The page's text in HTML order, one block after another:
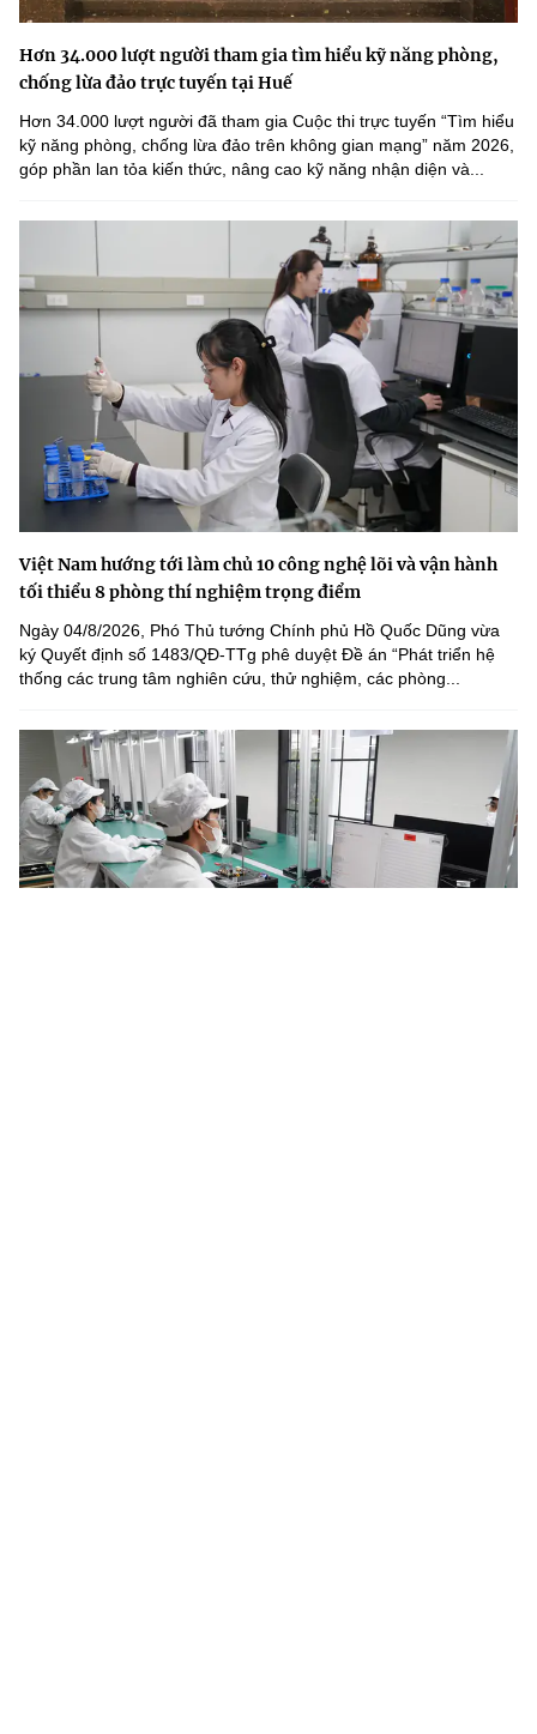
Hơn 34.000 lượt người tham gia tìm hiểu kỹ năng phòng,
chống lừa đảo trực tuyến tại Huế
Hơn 34.000 lượt người đã tham gia Cuộc thi trực tuyến “Tìm hiểu
kỹ năng phòng, chống lừa đảo trên không gian mạng” năm 2026,
góp phần lan tỏa kiến thức, nâng cao kỹ năng nhận diện và...
Việt Nam hướng tới làm chủ 10 công nghệ lõi và vận hành
tối thiểu 8 phòng thí nghiệm trọng điểm
Ngày 04/8/2026, Phó Thủ tướng Chính phủ Hồ Quốc Dũng vừa
ký Quyết định số 1483/QĐ-TTg phê duyệt Đề án “Phát triển hệ
thống các trung tâm nghiên cứu, thử nghiệm, các phòng...